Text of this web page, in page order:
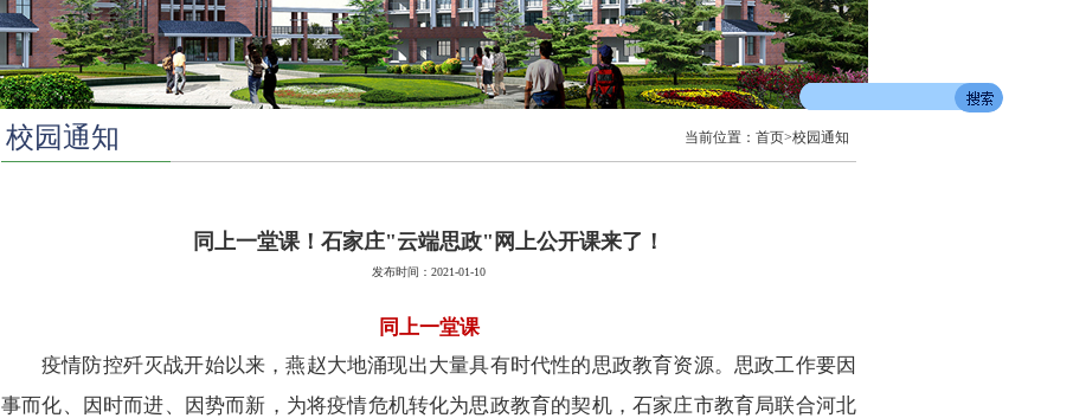
校园通知 当前位置： 首页>校园通知
同上一堂课！石家庄"云端思政"网上公开课来了！
发布时间：2021-01-10
同上一堂课
疫情防控歼灭战开始以来，燕赵大地涌现出大量具有时代性的思政教育资源。思政工作要因
事而化、因时而进、因势而新，为将疫情危机转化为思政教育的契机，石家庄市教育局联合河北